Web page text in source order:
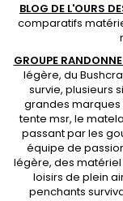
BLOG DE L'OURS
comparatifs
GROUPE
légère, du
survie, plusieurs
grandes
tente msr, le
passant par les
équipe de
légère, des matériel
loisirs de plein
penchants